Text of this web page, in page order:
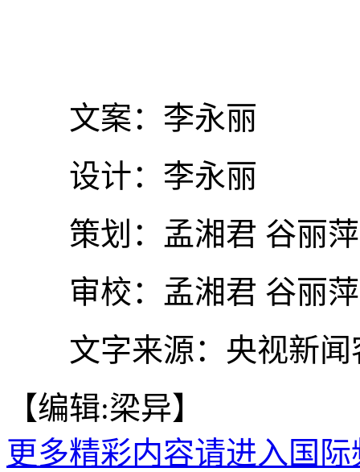
文案：李永丽
设计：李永丽
策划：孟湘君 谷丽萍
审校：孟湘君 谷丽萍
文字来源：央视新闻
【编辑:梁异】
更多精彩内容请进入国际